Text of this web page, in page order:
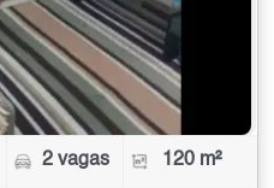
2 vagas 120 m²